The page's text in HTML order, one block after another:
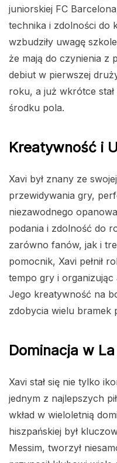
juniorskiej FC
technika i zdolności do
wzbudziły uwagę
że mają do czynienia z
debiut w pierwszej
roku, a już wkrótce
środku pola.
Kreatywność i
Xavi był znany ze
przewidywania gry,
niezawodnego
podania i zdolność do
zarówno fanów, jak i
pomocnik, Xavi pełnił
tempo gry i
Jego kreatywność na
zdobycia wielu bramek
Dominacja w
Xavi stał się nie tylko
jednym z najlepszych
wkład w wieloletnią
hiszpańskiej był
Messim, tworzył